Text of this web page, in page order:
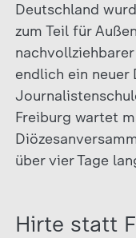
Deutschland
zum Teil für
endlich ein
Freiburg wartet
über vier Tage
Hirte statt